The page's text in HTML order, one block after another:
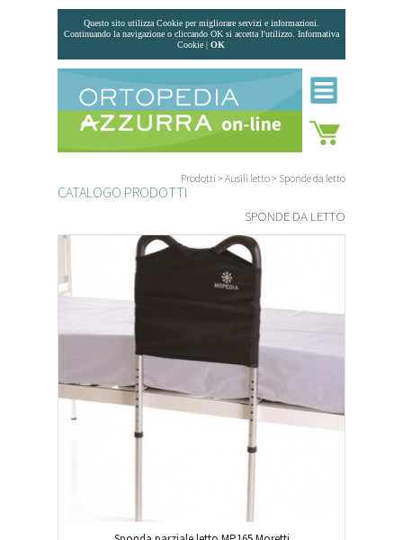
Questo sito utilizza Cookie per migliorare servizi e informazioni.
Continuando la navigazione o cliccando OK si accetta l'utilizzo. Informativa
Cookie |OK
Prodotti > Ausili letto> Sponde da letto
CATALOGO PRODOTTI
SPONDE DA LETTO